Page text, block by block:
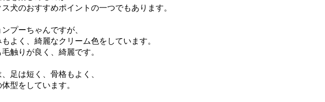
ス犬のおすすめポイントの一つでもあります。
ンプーちゃんですが、
よく、綺麗なクリーム色をしています。
毛触りが良く、綺麗です。
足は短く、骨格もよく、
型をしています。